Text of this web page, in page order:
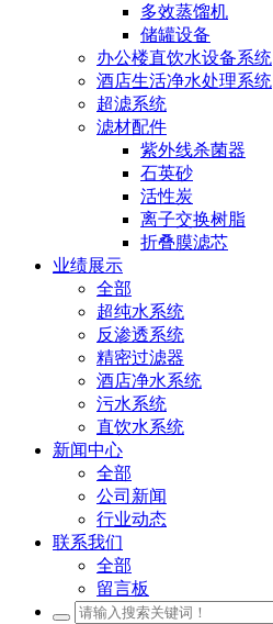
多效蒸馏机
储罐设备
办公楼直饮水设备系统
酒店生活净水处理系统
超滤系统
滤材配件
紫外线杀菌器
石英砂
活性炭
离子交换树脂
折叠膜滤芯
业绩展示
全部
超纯水系统
反渗透系统
精密过滤器
酒店净水系统
污水系统
直饮水系统
新闻中心
全部
公司新闻
行业动态
联系我们
全部
留言板